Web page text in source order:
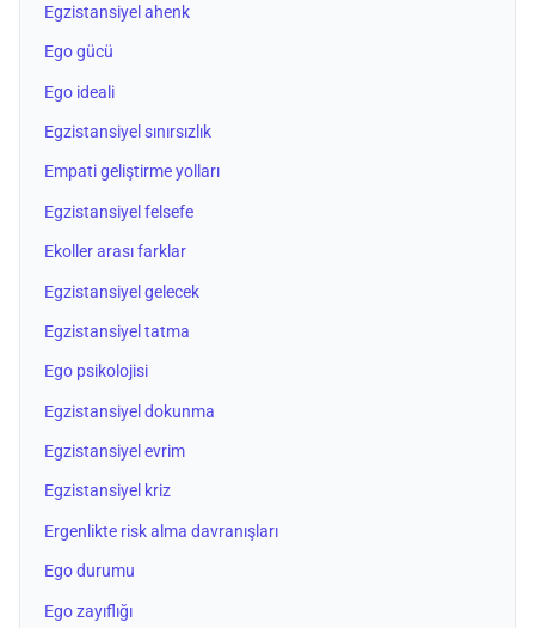
Egzistansiyel ahenk
Ego gücü
Ego ideali
Egzistansiyel sınırsızlık
Empati geliştirme yolları
Egzistansiyel felsefe
Ekoller arası farklar
Egzistansiyel gelecek
Egzistansiyel tatma
Ego psikolojisi
Egzistansiyel dokunma
Egzistansiyel evrim
Egzistansiyel kriz
Ergenlikte risk alma davranışları
Ego durumu
Ego zayıflığı